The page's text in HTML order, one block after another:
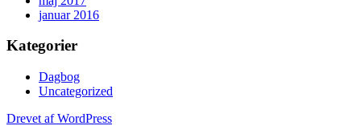
januar 2016
Kategorier
Dagbog
Uncategorized
Drevet af WordPress